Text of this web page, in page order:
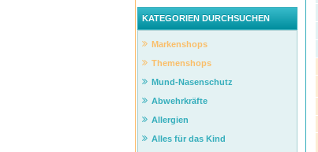
KATEGORIEN DURCHSUCHEN
Markenshops
Themenshops
Mund-Nasenschutz
Abwehrkräfte
Allergien
Alles für das Kind